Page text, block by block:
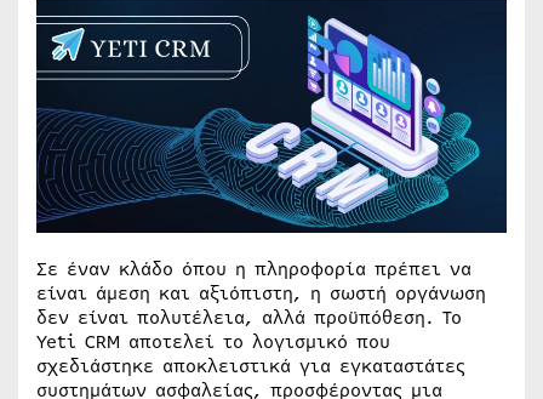
Σε έναν κλάδο όπου η πληροφορία πρέπει να
είναι άμεση και αξιόπιστη, η σωστή οργάνωση
δεν είναι πολυτέλεια, αλλά προϋπόθεση. Το
Yeti CRM αποτελεί το λογισμικό που
σχεδιάστηκε αποκλειστικά για εγκαταστάτες
συστημάτων ασφαλείας, προσφέροντας μια